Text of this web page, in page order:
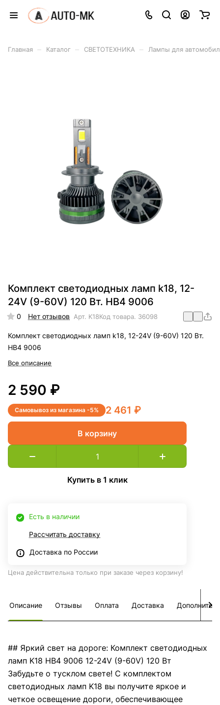
Главная Каталог СВЕТОТЕХНИКА Лампы для
Комплект светодиодных ламп k18, 12-
24V (9-60V) 120 Вт. HB4 9006
0 Нет отзывов Арт. K18Код товара. 36098
Комплект светодиодных ламп k18, 12-24V (9-60V) 120 Вт.
HB4 9006
Все описание
2 590 ₽
Самовывоз из магазина -5% 2 461 ₽
В корзину
Купить в 1 клик
Есть в наличии
Рассчитать доставку
Доставка по России
Цена действительна только при заказе через корзину!
Описание Отзывы Оплата Доставка
## Яркий свет на дороге: Комплект светодиодных
ламп K18 HB4 9006 12-24V (9-60V) 120 Вт
Забудьте о тусклом свете! С комплектом
светодиодных ламп K18 вы получите яркое и
четкое освещение дороги, обеспечивающее